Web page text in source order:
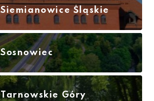
Siemianowice Śląskie
Sosnowiec
Tarnowskie Góry